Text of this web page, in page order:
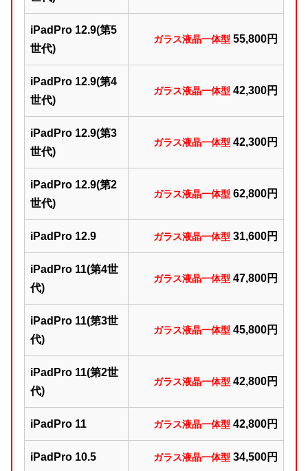
iPadPro 12.9(第5
世代)
ガラス液晶一体型 55,800円
iPadPro 12.9(第4
世代)
ガラス液晶一体型 42,300円
iPadPro 12.9(第3
世代)
ガラス液晶一体型 42,300円
iPadPro 12.9(第2
世代)
ガラス液晶一体型 62,800円
iPadPro 12.9 ガラス液晶一体型 31,600円
iPadPro 11(第4世
代)
ガラス液晶一体型 47,800円
iPadPro 11(第3世
代)
ガラス液晶一体型 45,800円
iPadPro 11(第2世
代)
ガラス液晶一体型 42,800円
iPadPro 11 ガラス液晶一体型 42,800円
iPadPro 10.5 ガラス液晶一体型 34,500円